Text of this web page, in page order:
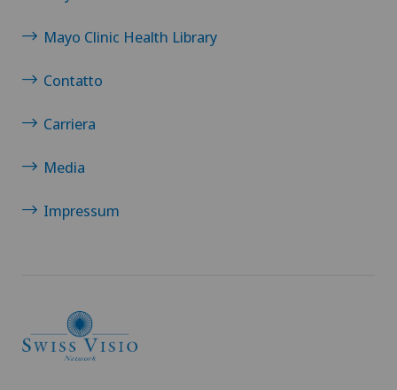
Mayo Clinic Health Library
Contatto
Carriera
Media
Impressum